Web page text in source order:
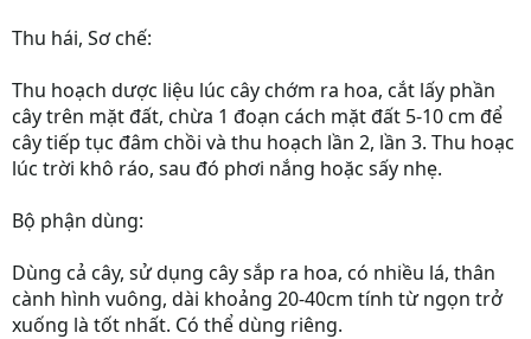
Thu hái, Sơ chế:
Thu hoạch dược liệu lúc cây chớm ra hoa, cắt lấy phần
cây trên mặt đất, chừa 1 đoạn cách mặt đất 5-10 cm để
cây tiếp tục đâm chồi và thu hoạch lần 2, lần 3. Thu hoạc
lúc trời khô ráo, sau đó phơi nắng hoặc sấy nhẹ.
Bộ phận dùng:
Dùng cả cây, sử dụng cây sắp ra hoa, có nhiều lá, thân
cành hình vuông, dài khoảng 20-40cm tính từ ngọn trở
xuống là tốt nhất. Có thể dùng riêng.